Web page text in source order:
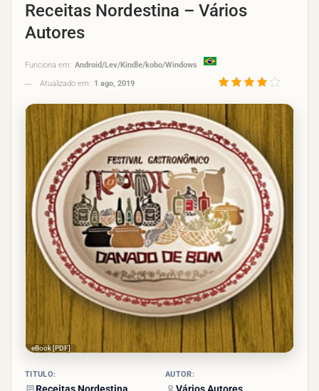
Receitas Nordestina – Vários
Autores
Funciona em: Android/Lev/Kindle/kobo/Windows
Atualizado em: 1 ago, 2019
eBook [PDF]
TÍTULO: AUTOR: